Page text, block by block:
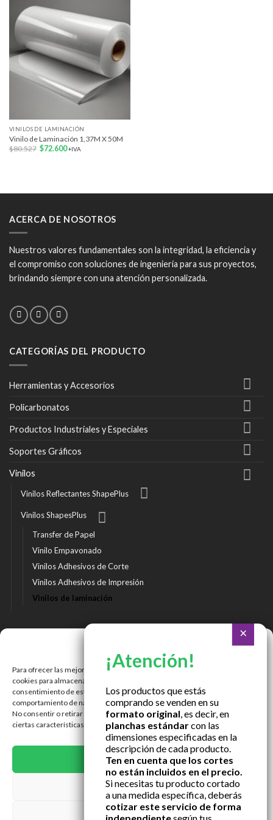
Para ofrecer las mejores experiencias, utilizamos tecnologías como las
cookies para almacenar y/o acceder a la información del dispositivo. El
consentimiento de estas tecnologías nos permitirá procesar datos como el
comportamiento de navegación o las identificaciones únicas en este sitio.
No consentir o retirar el consentimiento, puede afectar negativamente a
ciertas características y funciones.
ACEPTAR
DENEGAR
VER PREFERENCIAS
VINILOS DE LAMINACIÓN
Vinilo de Laminación 1,37M X 50M
$80.527 El
$72.600El+IVA
ACERCA DE NOSOTROS
Nuestros valores fundamentales son la integridad, la eficiencia y
el compromiso con soluciones de ingeniería para sus proyectos,
brindando siempre con una atención personalizada.
CATEGORÍAS DEL PRODUCTO
Herramientas y Accesorios
Policarbonatos
Productos Industriales y Especiales
Soportes Gráficos
Vinilos
Vinilos Reflectantes ShapePlus
Vinilos ShapesPlus
Transfer de Papel
Vinilo Empavonado
Vinilos Adhesivos de Corte
Vinilos Adhesivos de Impresión
Vinilos de laminación
Román Spech 3213, Quinta Normal, Región Metropolitana
Janequeo 1770, Concepción, Región Bío Bío
Contactar por correo
Los productos que estás
comprando se venden en su
formato original, es decir, en
planchas estándarcon las
dimensiones especificadas en la
descripción de cada producto.
Ten en cuenta que los cortes
no están incluidos en el precio.
Si necesitas tu producto cortado
a una medida específica, deberás
cotizar este servicio de forma